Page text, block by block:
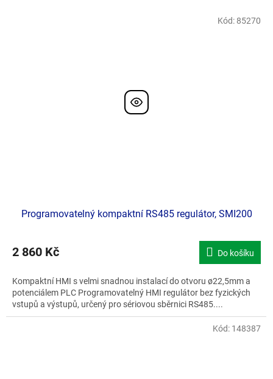
Programovatelný kompaktní RS485 regulátor, SMI200
2 860 Kč Do košíku
Kompaktní HMI s velmi snadnou instalací do otvoru ø22,5mm a
potenciálem PLC Programovatelný HMI regulátor bez fyzických
vstupů a výstupů, určený pro sériovou sběrnici RS485....
Kód: 85270
Kód: 148387